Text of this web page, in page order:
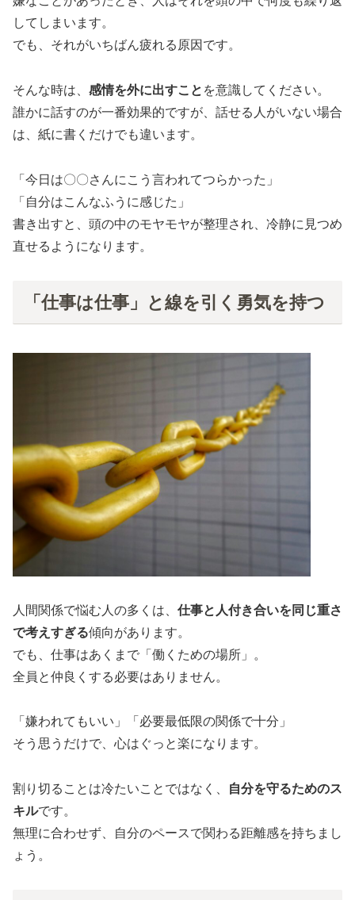
してしまいます。
でも、それがいちばん疲れる原因です。
そんな時は、 感情を外に出すこと を意識してください。
誰かに話すのが一番効果的ですが、話せる人がいない場合
は、紙に書くだけでも違います。
「今日は〇〇さんにこう言われてつらかった」
「自分はこんなふうに感じた」
書き出すと、頭の中のモヤモヤが整理され、冷静に見つめ
直せるようになります。
「仕事は仕事」と線を引く勇気を持つ
人間関係で悩む人の多くは、 仕事と人付き合いを同じ重さ
で考えすぎる傾向があります。
でも、仕事はあくまで「働くための場所」。
全員と仲良くする必要はありません。
「嫌われてもいい」「必要最低限の関係で十分」
そう思うだけで、心はぐっと楽になります。
割り切ることは冷たいことではなく、
自分を守るためのス
キルです。
無理に合わせず、自分のペースで関わる距離感を持ちまし
ょう。